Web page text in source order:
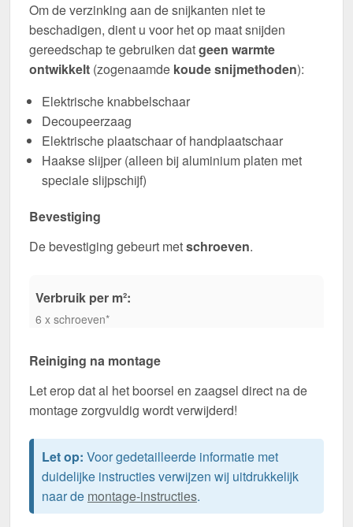
Om de verzinking aan de snijkanten niet te
beschadigen, dient u voor het op maat snijden
gereedschap te gebruiken datgeen warmte
ontwikkelt (zogenaamde koude snijmethoden):
Elektrische knabbelschaar
Decoupeerzaag
Elektrische plaatschaar of handplaatschaar
Haakse slijper (alleen bij aluminium platen met
speciale slijpschijf)
Bevestiging
De bevestiging gebeurt metschroeven.
Verbruik per m²:
6 x schroeven*
Reiniging na montage
Let erop dat al het boorsel en zaagsel direct na de
montage zorgvuldig wordt verwijderd!
Let op: Voor gedetailleerde informatie met
duidelijke instructies verwijzen wij uitdrukkelijk
naar de montage-instructies.